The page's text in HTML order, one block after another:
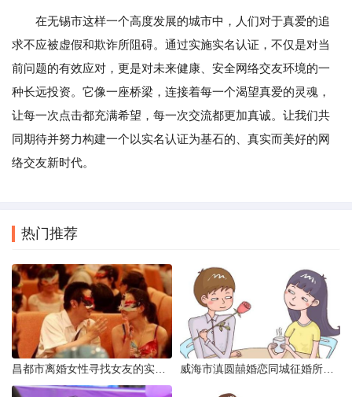
在无锡市这样一个高度发展的城市中，人们对于真爱的追
求不应被虚假和欺诈所阻碍。通过实施实名认证，不仅是对当
前问题的有效应对，更是对未来健康、安全网络交友环境的一
种长远投资。它像一座桥梁，连接着每一个渴望真爱的灵魂，
让每一次点击都充满希望，每一次交流都更加真诚。让我们共
同期待并努力构建一个以实名认证为基石的、真实而美好的网
络交友新时代。
热门推荐